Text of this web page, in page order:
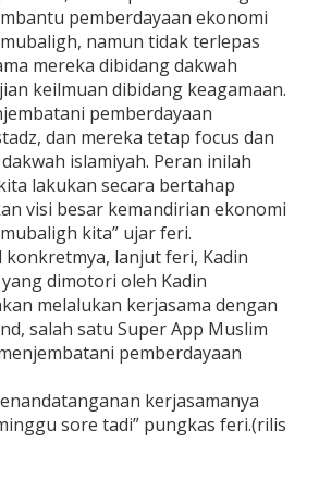
pemberdayaan ekonomi
namun tidak terlepas
mereka dibidang dakwah
keilmuan dibidang keagamaan.
pemberdayaan
dan mereka tetap focus dan
islamiyah. Peran inilah
lakukan secara bertahap
visi besar kemandirian ekonomi
kita” ujar feri.
konkretmya, lanjut feri, Kadin
dimotori oleh Kadin
melalukan kerjasama dengan
salah satu Super App Muslim
pemberdayaan
kerjasamanya
sore tadi” pungkas feri.(rilis